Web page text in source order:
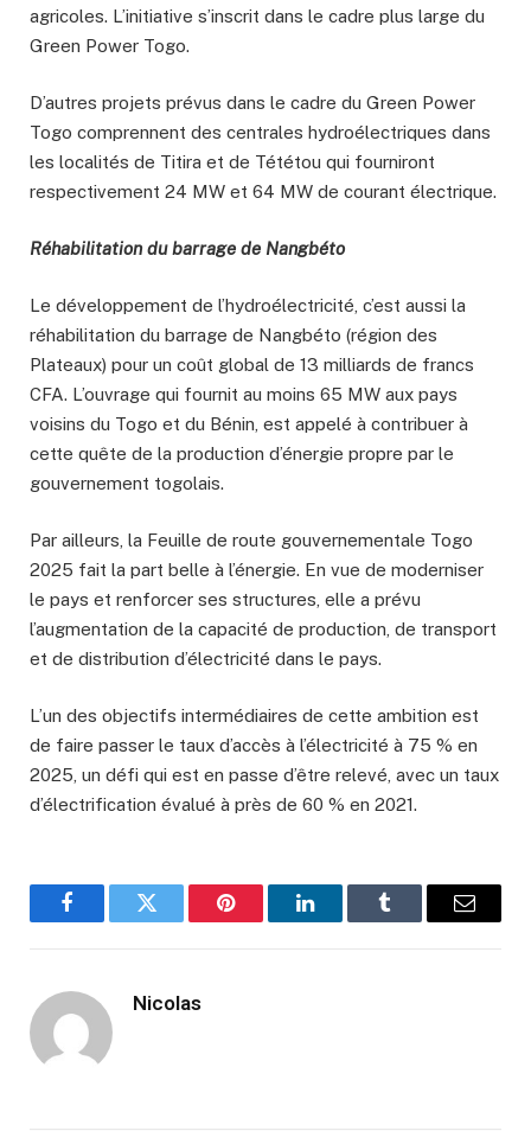
agricoles. L’initiative s’inscrit dans le cadre plus large du
Green Power Togo.
D’autres projets prévus dans le cadre du Green Power
Togo comprennent des centrales hydroélectriques dans
les localités de Titira et de Tététou qui fourniront
respectivement 24 MW et 64 MW de courant électrique.
Réhabilitation du barrage de Nangbéto
Le développement de l’hydroélectricité, c’est aussi la
réhabilitation du barrage de Nangbéto (région des
Plateaux) pour un coût global de 13 milliards de francs
CFA. L’ouvrage qui fournit au moins 65 MW aux pays
voisins du Togo et du Bénin, est appelé à contribuer à
cette quête de la production d’énergie propre par le
gouvernement togolais.
Par ailleurs, la Feuille de route gouvernementale Togo
2025 fait la part belle à l’énergie. En vue de moderniser
le pays et renforcer ses structures, elle a prévu
l’augmentation de la capacité de production, de transport
et de distribution d’électricité dans le pays.
L’un des objectifs intermédiaires de cette ambition est
de faire passer le taux d’accès à l’électricité à 75 % en
2025, un défi qui est en passe d’être relevé, avec un taux
d’électrification évalué à près de 60 % en 2021.
FacebookTwitter Pinterest LinkedInTumblr Email
Nicolas